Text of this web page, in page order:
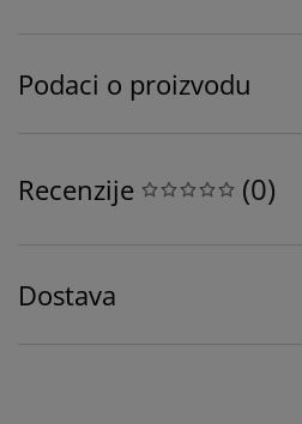
Podaci o proizvodu
Recenzije (0)
Dostava